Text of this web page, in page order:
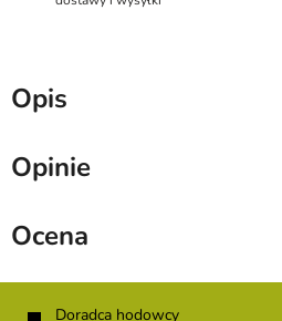
Opis
Opinie
Ocena
Doradca hodowcy